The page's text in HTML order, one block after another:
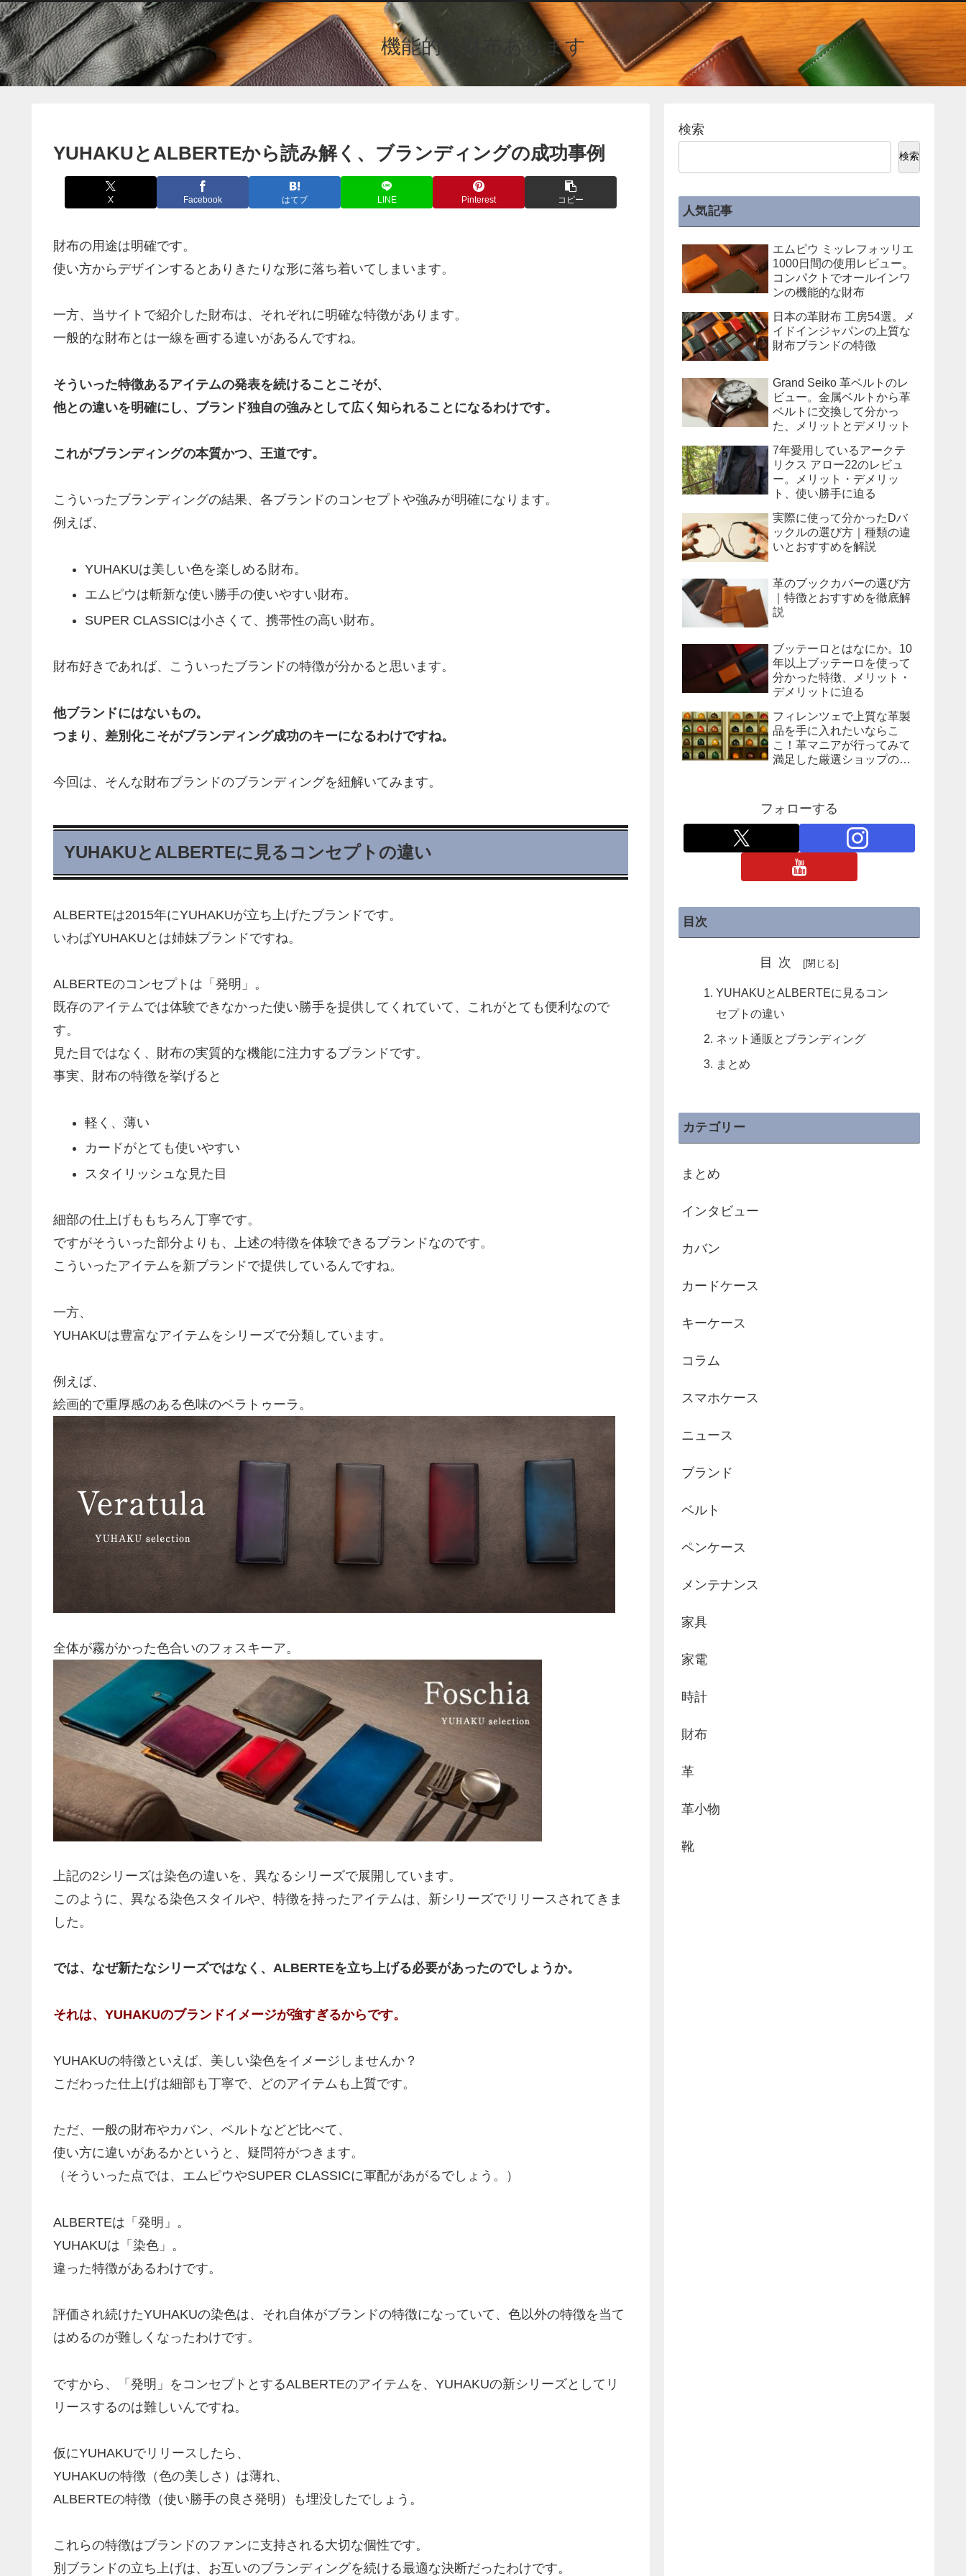
機能的な財布あります
YUHAKUとALBERTEから読み解く、ブランディングの成功事例
X Facebook はてブ LINE Pinterest コピー
財布の用途は明確です。
使い方からデザインするとありきたりな形に落ち着いてしまいます。
一方、当サイトで紹介した財布は、それぞれに明確な特徴があります。
一般的な財布とは一線を画する違いがあるんですね。
そういった特徴あるアイテムの発表を続けることこそが、
他との違いを明確にし、ブランド独自の強みとして広く知られることになるわけです。
これがブランディングの本質かつ、王道です。
こういったブランディングの結果、各ブランドのコンセプトや強みが明確になります。
例えば、
YUHAKUは美しい色を楽しめる財布。
エムピウは斬新な使い勝手の使いやすい財布。
SUPER CLASSICは小さくて、携帯性の高い財布。
財布好きであれば、こういったブランドの特徴が分かると思います。
他ブランドにはないもの。
つまり、差別化こそがブランディング成功のキーになるわけですね。
今回は、そんな財布ブランドのブランディングを紐解いてみます。
YUHAKUとALBERTEに見るコンセプトの違い
ALBERTEは2015年にYUHAKUが立ち上げたブランドです。
いわばYUHAKUとは姉妹ブランドですね。
ALBERTEのコンセプトは「発明」。
既存のアイテムでは体験できなかった使い勝手を提供してくれていて、これがとても便利なので
す。
見た目ではなく、財布の実質的な機能に注力するブランドです。
事実、財布の特徴を挙げると
軽く、薄い
カードがとても使いやすい
スタイリッシュな見た目
細部の仕上げももちろん丁寧です。
ですがそういった部分よりも、上述の特徴を体験できるブランドなのです。
こういったアイテムを新ブランドで提供しているんですね。
一方、
YUHAKUは豊富なアイテムをシリーズで分類しています。
例えば、
絵画的で重厚感のある色味のベラトゥーラ。
全体が霧がかった色合いのフォスキーア。
上記の2シリーズは染色の違いを、異なるシリーズで展開しています。
このように、異なる染色スタイルや、特徴を持ったアイテムは、新シリーズでリリースされてきま
した。
では、なぜ新たなシリーズではなく、ALBERTEを立ち上げる必要があったのでしょうか。
それは、YUHAKUのブランドイメージが強すぎるからです。
YUHAKUの特徴といえば、美しい染色をイメージしませんか？
こだわった仕上げは細部も丁寧で、どのアイテムも上質です。
ただ、一般の財布やカバン、ベルトなどど比べて、
使い方に違いがあるかというと、疑問符がつきます。
（そういった点では、エムピウやSUPER CLASSICに軍配があがるでしょう。）
ALBERTEは「発明」。
YUHAKUは「染色」。
違った特徴があるわけです。
評価され続けたYUHAKUの染色は、それ自体がブランドの特徴になっていて、色以外の特徴を当て
はめるのが難しくなったわけです。
ですから、「発明」をコンセプトとするALBERTEのアイテムを、YUHAKUの新シリーズとしてリ
リースするのは難しいんですね。
仮にYUHAKUでリリースしたら、
YUHAKUの特徴（色の美しさ）は薄れ、
ALBERTEの特徴（使い勝手の良さ発明）も埋没したでしょう。
これらの特徴はブランドのファンに支持される大切な個性です。
別ブランドの立ち上げは、お互いのブランディングを続ける最適な決断だったわけです。
検索
検索
人気記事
エムピウ ミッレフォッリエ
1000日間の使用レビュー。
コンパクトでオールインワ
ンの機能的な財布
日本の革財布 工房54選。メ
イドインジャパンの上質な
財布ブランドの特徴
Grand Seiko 革ベルトのレ
ビュー。金属ベルトから革
ベルトに交換して分かっ
た、メリットとデメリット
7年愛用しているアークテ
リクス アロー22のレビュ
ー。メリット・デメリッ
ト、使い勝手に迫る
実際に使って分かったDバ
ックルの選び方｜種類の違
いとおすすめを解説
革のブックカバーの選び方
｜特徴とおすすめを徹底解
説
ブッテーロとはなにか。10
年以上ブッテーロを使って
分かった特徴、メリット・
デメリットに迫る
フィレンツェで上質な革製
品を手に入れたいならこ
こ！革マニアが行ってみて
満足した厳選ショップの紹
フォローする
目次
目次
YUHAKUとALBERTEに見るコン
セプトの違い
ネット通販とブランディング
まとめ
カテゴリー
まとめ
インタビュー
カバン
カードケース
キーケース
コラム
スマホケース
ニュース
ブランド
ベルト
ペンケース
メンテナンス
家具
家電
時計
財布
革
革小物
靴